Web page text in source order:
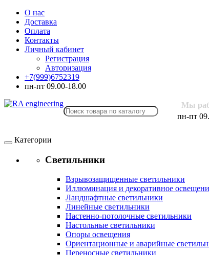
О нас
Доставка
Оплата
Контакты
Личный кабинет
Регистрация
Авторизация
+7(999)6752319
пн-пт 09.00-18.00
Мы
пн-пт
Категории
Светильники
Взрывозащищенные светильники
Иллюминация и декоративное
Ландшафтные светильники
Линейные светильники
Настенно-потолочные светильники
Настольные светильники
Опоры освещения
Ориентационные и аварийные
Переносные светильники